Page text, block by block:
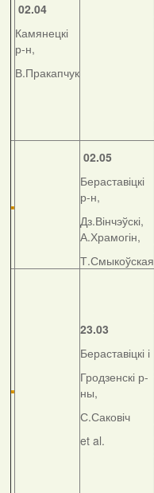
02.04
Камянецкі
р-н,
В.Пракапчук
02.05
Бераставіцкі
р-н,
Дз.Вінчэўскі,
А.Храмогін,
Т.Смыкоўская
23.03
Бераставіцкі і
Гродзенскі р-
ны,
С.Саковіч
et al.